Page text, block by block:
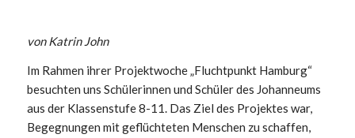
von Katrin John
Im Rahmen ihrer Projektwoche „Fluchtpunkt Hamburg“
besuchten uns Schülerinnen und Schüler des Johanneums
aus der Klassenstufe 8-11. Das Ziel des Projektes war,
Begegnungen mit geflüchteten Menschen zu schaffen,